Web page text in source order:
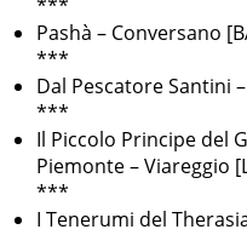
***
Pashà – Conversano
***
Dal Pescatore Santini
***
Il Piccolo Principe del
Piemonte – Viareggio
***
I Tenerumi del